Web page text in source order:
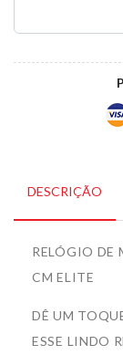
DESCRIÇÃO
RELÓGIO DE
CM ELITE
DÊ UM
ESSE LINDO